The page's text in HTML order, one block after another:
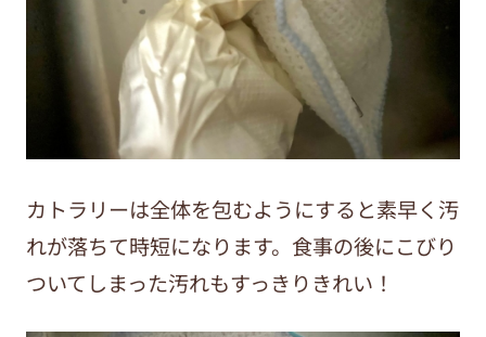
カトラリーは全体を包むようにすると素早く汚
れが落ちて時短になります。食事の後にこびり
ついてしまった汚れもすっきりきれい！